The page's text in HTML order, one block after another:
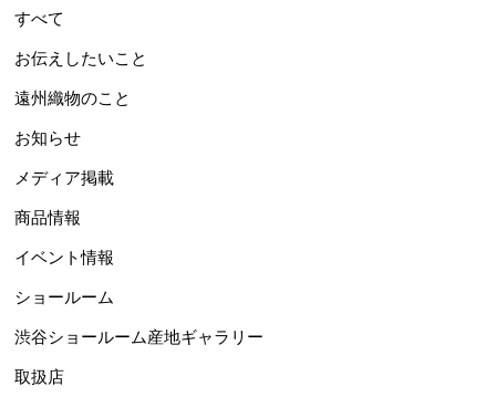
すべて
お伝えしたいこと
遠州織物のこと
お知らせ
メディア掲載
商品情報
イベント情報
ショールーム
渋谷ショールーム産地ギャラリー
取扱店